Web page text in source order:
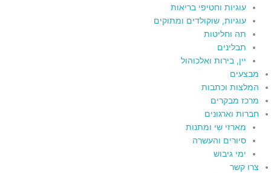
עוגיות וחטיפי בריאות
עוגיות, שוקולדים ומתוקים
תה וחליטות
תבלינים
יין, בירות ואלכוהול
מבצעים
המלצות וכתבות
מרכז מבקרים
חברות וארגונים
מארזי שי ומתנות
סיורים והעשרה
ימי גיבוש
צרו קשר